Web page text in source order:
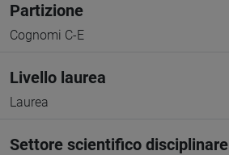
Partizione
Cognomi C-E
Livello laurea
Laurea
Settore scientifico disciplinare